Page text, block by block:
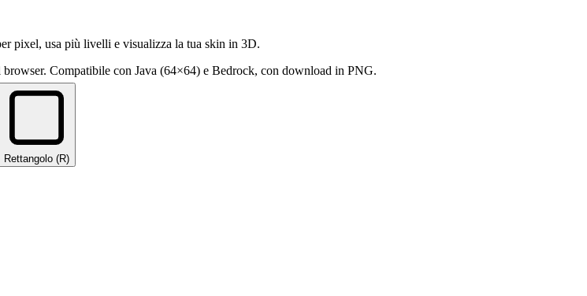
pixel, usa più livelli e visualizza la tua skin in 3D.
Compatibile con Java (64×64) e Bedrock, con download in PNG.
Rettangolo (R)